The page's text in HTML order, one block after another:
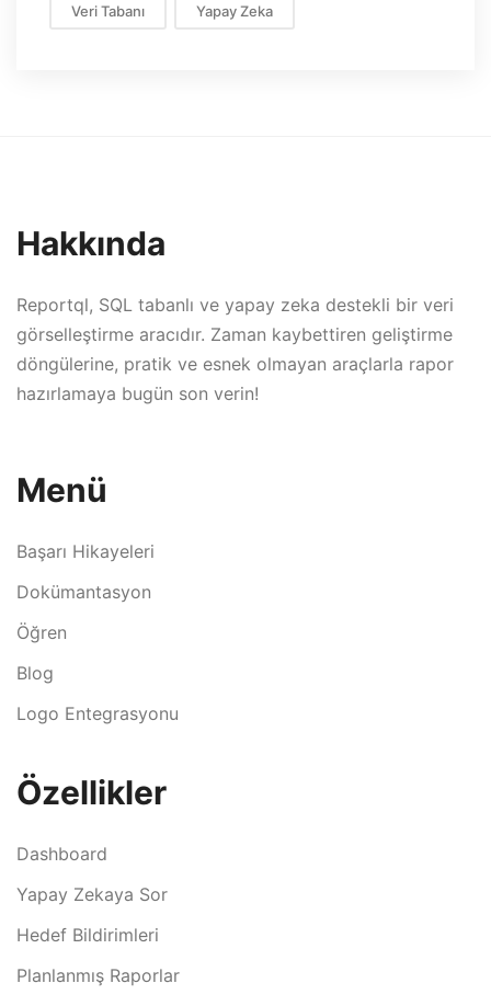
Veri Tabanı Yapay Zeka
Hakkında
Reportql, SQL tabanlı ve yapay zeka destekli bir veri
görselleştirme aracıdır. Zaman kaybettiren geliştirme
döngülerine, pratik ve esnek olmayan araçlarla rapor
hazırlamaya bugün son verin!
Menü
Başarı Hikayeleri
Dokümantasyon
Öğren
Blog
Logo Entegrasyonu
Özellikler
Dashboard
Yapay Zekaya Sor
Hedef Bildirimleri
Planlanmış Raporlar